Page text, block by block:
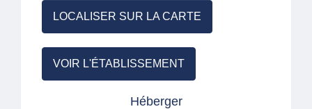
LOCALISER SUR LA CARTE
VOIR L'ÉTABLISSEMENT
Héberger